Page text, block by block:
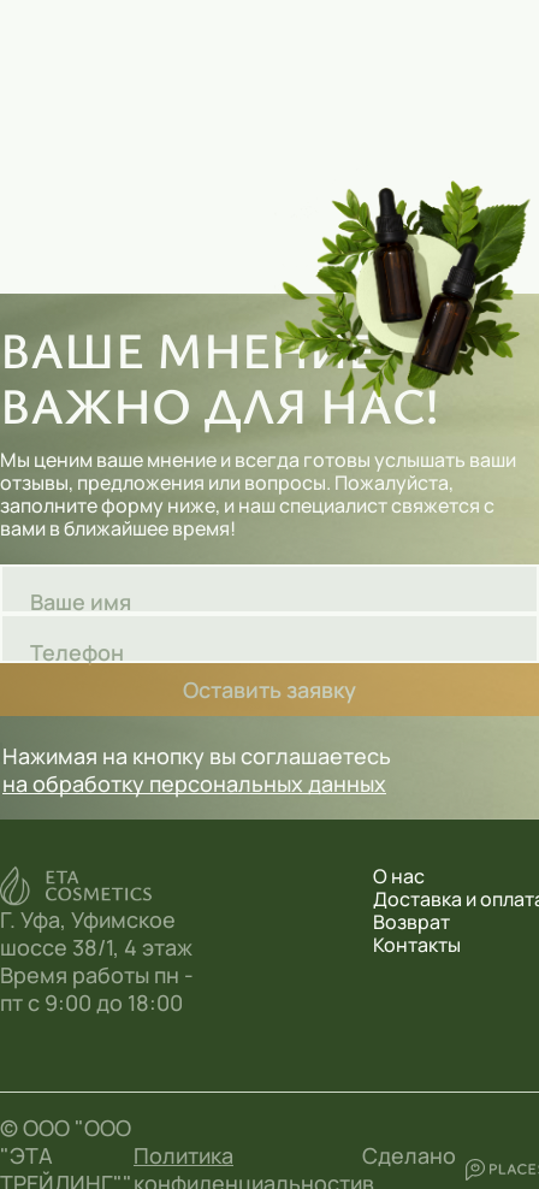
ВАШЕ МНЕНИЕ
ВАЖНО ДЛЯ НАС!
Мы ценим ваше мнение и всегда готовы услышать ваши
отзывы, предложения или вопросы. Пожалуйста,
заполните форму ниже, и наш специалист свяжется с
вами в ближайшее время!
Ваше имя
Телефон
Оставить заявку
Нажимая на кнопку вы соглашаетесь
на обработку персональных данных
Г. Уфа, Уфимское
шоссе 38/1, 4 этаж
Время работы пн -
пт с 9:00 до 18:00
О нас
Доставка и
Возврат
Контакты
© ООО "ООО
"ЭТА
ТРЕЙДИНГ"",
Политика
конфиденциальности
Сделано
в